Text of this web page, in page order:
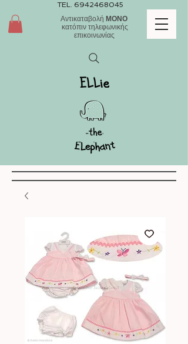
TEL. 6942468045
Αντικαταβολή ΜΟΝΟ
κατόπιν τηλεφωνικής
επικοινωνίας